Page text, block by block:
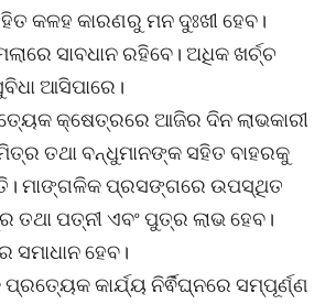
କଳହ କାରଣରୁ ମନ ଦୁଃଖୀ ହେବ।
ସାବଧାନ ରହିବେ। ଅଧିକ ଖର୍ଚ୍ଚ
ଆସିପାରେ।
କ୍ଷେତ୍ରରେ ଆଜିର ଦିନ ଲାଭକାରୀ
ତଥା ବନ୍ଧୁମାନଙ୍କ ସହିତ ବାହରକୁ
ମାଙ୍ଗଳିକ ପ୍ରସଙ୍ଗରେ ଉପସ୍ଥିତ
ତଥା ପତ୍ନୀ ଏବଂ ପୁତ୍ର ଲାଭ ହେବ।
ସମାଧାନ ହେବ।
କାର୍ଯ୍ୟ ନିର୍ଵିଘ୍ନରେ ସମ୍ପୂର୍ଣ୍ଣ